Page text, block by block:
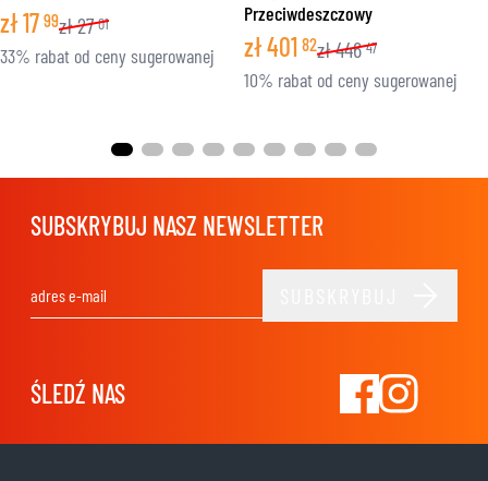
zł17 99zł27 01
33% rabat od ceny sugerowanej
Przeciwdeszczowy
zł401 82zł446 47
10% rabat od ceny sugerowanej
SUBSKRYBUJ NASZ NEWSLETTER
ŚLEDŹ NAS